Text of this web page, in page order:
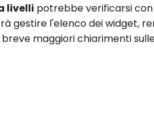
livelli potrebbe verificarsi
gestire l'elenco dei widget,
maggiori chiarimenti